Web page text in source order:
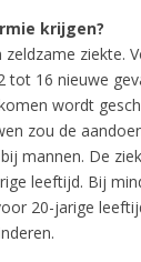
krijgen?
ziekte.
tot 16 nieuwe
wordt
zou de
mannen. De
leeftijd. Bij
20-jarige